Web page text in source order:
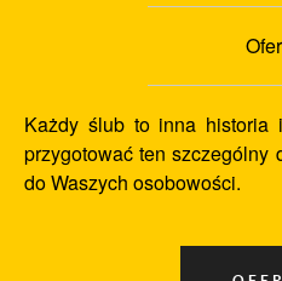
Każdy ślub to inna historia
przygotować ten szczególny
do Waszych osobowości.